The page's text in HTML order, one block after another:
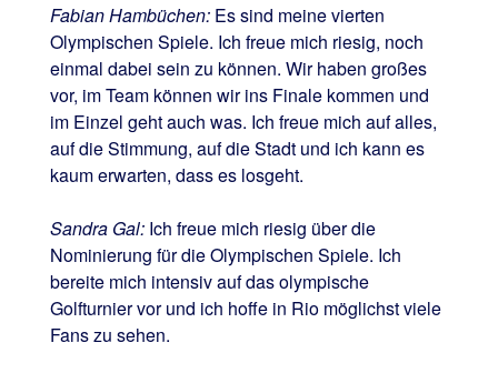
Fabian Hambüchen:Es sind meine vierten
Olympischen Spiele. Ich freue mich riesig, noch
einmal dabei sein zu können. Wir haben großes
vor, im Team können wir ins Finale kommen und
im Einzel geht auch was. Ich freue mich auf alles,
auf die Stimmung, auf die Stadt und ich kann es
kaum erwarten, dass es losgeht.
Sandra Gal: Ich freue mich riesig über die
Nominierung für die Olympischen Spiele. Ich
bereite mich intensiv auf das olympische
Golfturnier vor und ich hoffe in Rio möglichst viele
Fans zu sehen.